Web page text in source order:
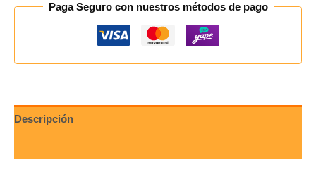
Paga Seguro con nuestros métodos de pago
Descripción